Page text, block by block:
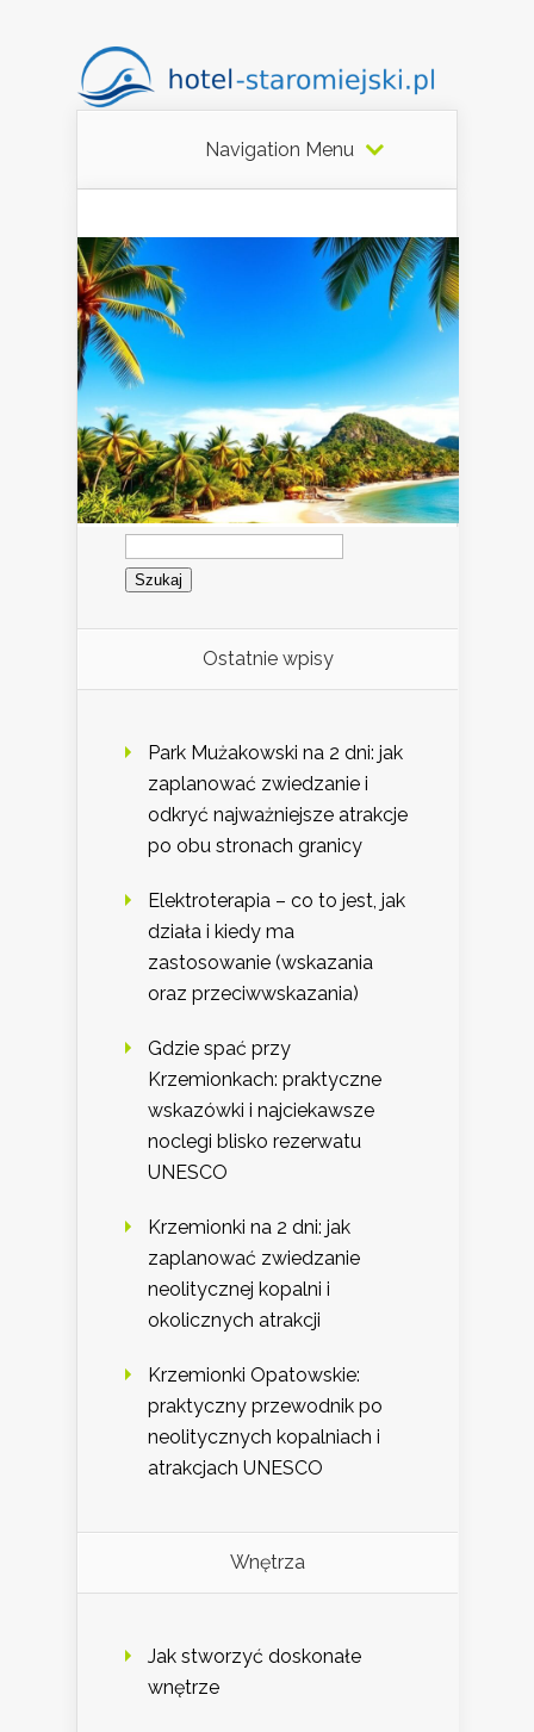
Navigation Menu
Szukaj:
Ostatnie wpisy
Park Mużakowski na 2 dni: jak
zaplanować zwiedzanie i
odkryć najważniejsze atrakcje
po obu stronach granicy
Elektroterapia – co to jest, jak
działa i kiedy ma
zastosowanie (wskazania
oraz przeciwwskazania)
Gdzie spać przy
Krzemionkach: praktyczne
wskazówki i najciekawsze
noclegi blisko rezerwatu
UNESCO
Krzemionki na 2 dni: jak
zaplanować zwiedzanie
neolitycznej kopalni i
okolicznych atrakcji
Krzemionki Opatowskie:
praktyczny przewodnik po
neolitycznych kopalniach i
atrakcjach UNESCO
Wnętrza
Jak stworzyć doskonałe
wnętrze